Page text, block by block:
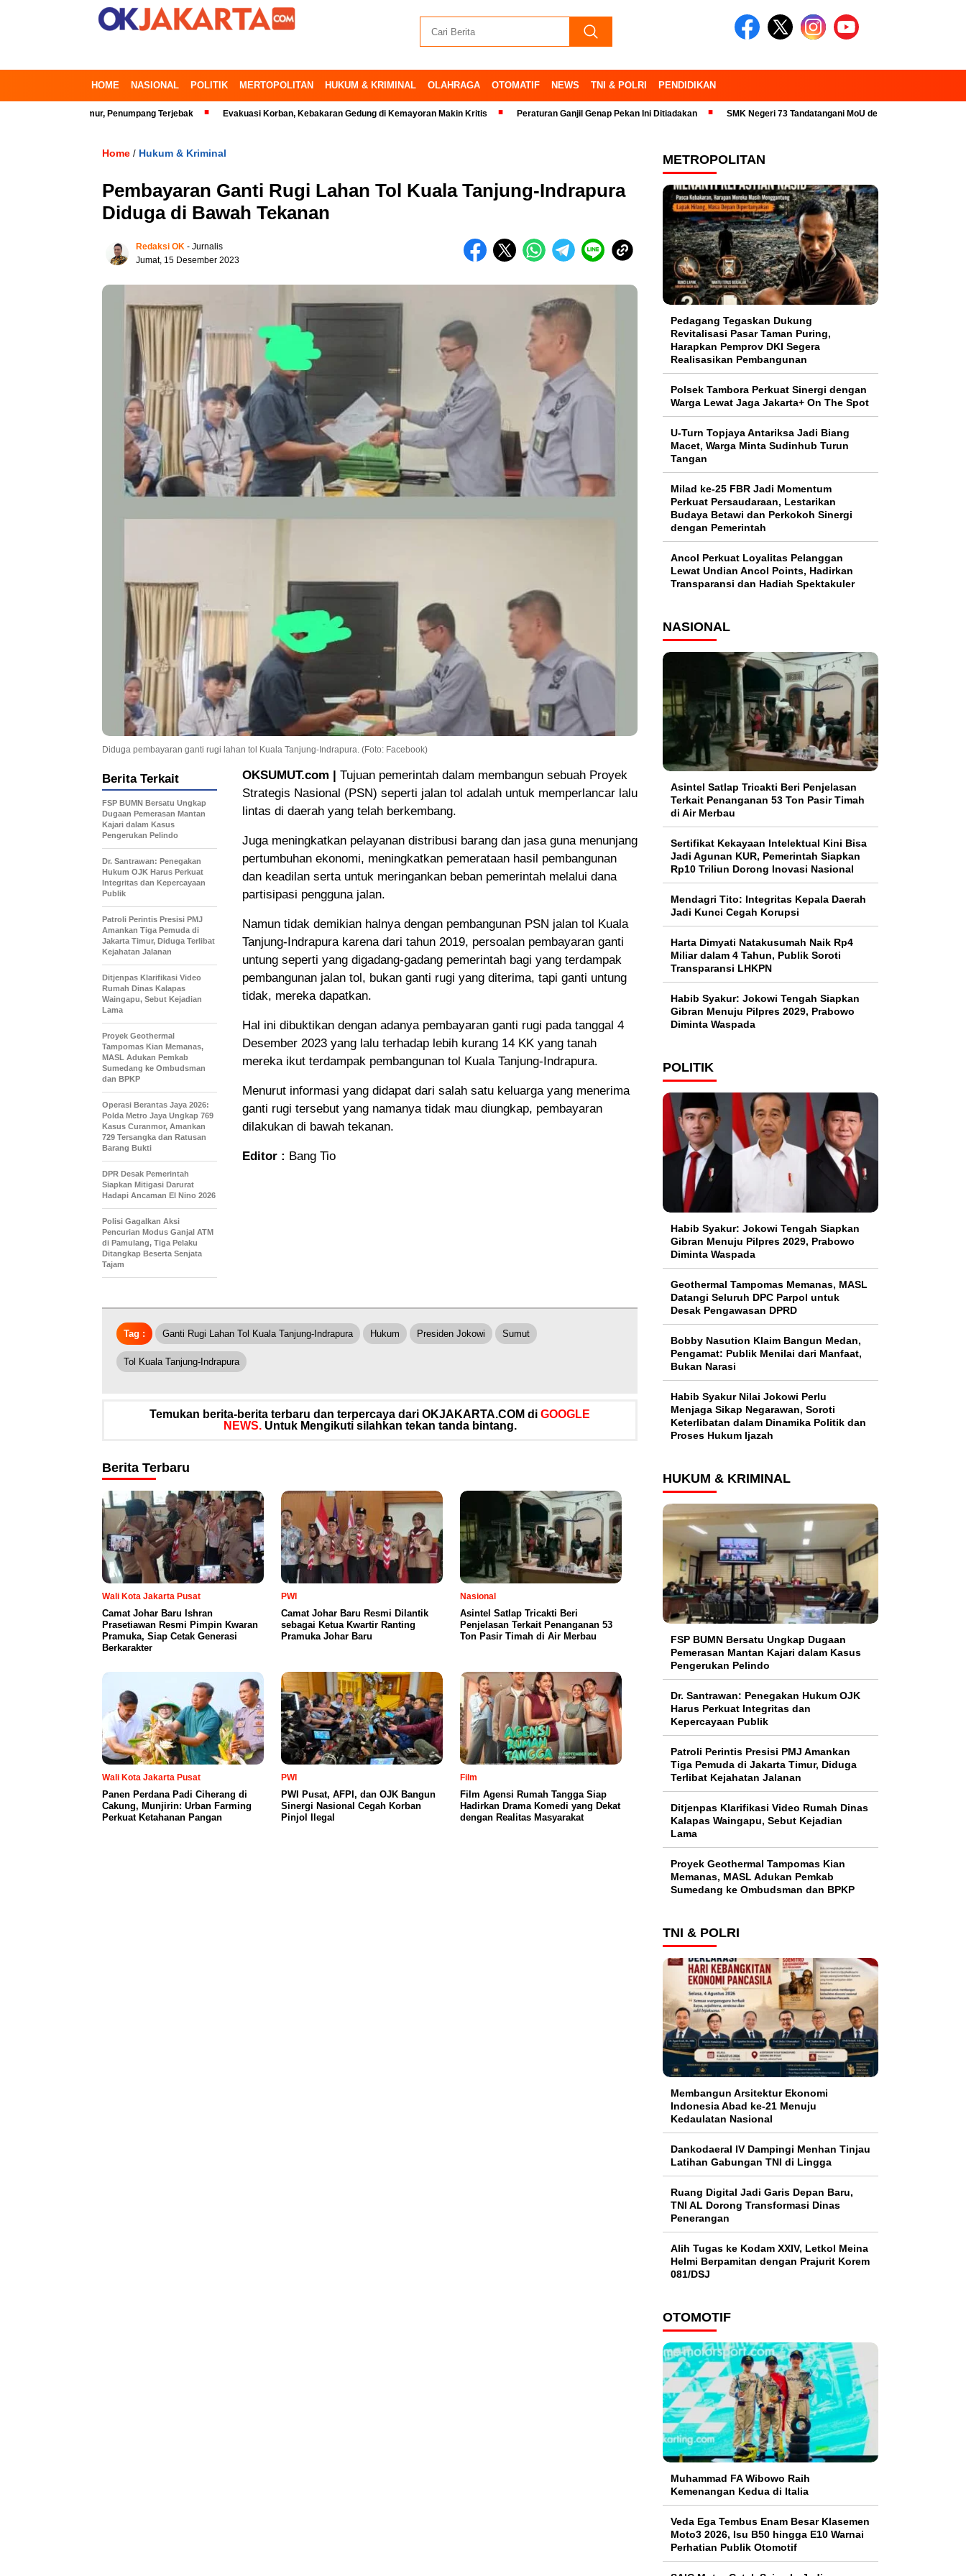
HOME NASIONAL POLITIK MERTOPOLITAN HUKUM & KRIMINAL OLAHRAGA OTOMATIF NEWS TNI & POLRI PENDIDIKAN
Timur, Penumpang Terjebak Evakuasi Korban, Kebakaran Gedung di Kemayoran Makin Kritis Peraturan Ganjil Genap Pekan Ini Ditiadakan SMK Negeri 73 Tandatangani MoU dengan 23 Industri Pariwisata dan
Home / Hukum & Kriminal
Pembayaran Ganti Rugi Lahan Tol Kuala Tanjung-Indrapura
Diduga di Bawah Tekanan
Redaksi OK - Jurnalis
Jumat, 15 Desember 2023
Diduga pembayaran ganti rugi lahan tol Kuala Tanjung-Indrapura. (Foto: Facebook)
OKSUMUT.com | Tujuan pemerintah dalam membangun sebuah Proyek
Strategis Nasional (PSN) seperti jalan tol adalah untuk memperlancar lalu
lintas di daerah yang telah berkembang.
Juga meningkatkan pelayanan distribusi barang dan jasa guna menunjang
pertumbuhan ekonomi, meningkatkan pemerataan hasil pembangunan
dan keadilan serta untuk meringankan beban pemerintah melalui dana
partisipasi pengguna jalan.
Namun tidak demikian halnya dengan pembangunan PSN jalan tol Kuala
Tanjung-Indrapura karena dari tahun 2019, persoalan pembayaran ganti
untung seperti yang digadang-gadang pemerintah bagi yang terdampak
pembangunan jalan tol, bukan ganti rugi yang diterima, tapi ganti untung
tidak, mereka dapatkan.
Hal ini dibuktikan dengan adanya pembayaran ganti rugi pada tanggal 4
Desember 2023 yang lalu terhadap lebih kurang 14 KK yang tanah
mereka ikut terdampak pembangunan tol Kuala Tanjung-Indrapura.
Menurut informasi yang didapat dari salah satu keluarga yang menerima
ganti rugi tersebut yang namanya tidak mau diungkap, pembayaran
dilakukan di bawah tekanan.
Editor : Bang Tio
Berita Terkait
FSP BUMN Bersatu Ungkap
Dugaan Pemerasan Mantan
Kajari dalam Kasus
Pengerukan Pelindo
Dr. Santrawan: Penegakan
Hukum OJK Harus Perkuat
Integritas dan Kepercayaan
Publik
Patroli Perintis Presisi PMJ
Amankan Tiga Pemuda di
Jakarta Timur, Diduga Terlibat
Kejahatan Jalanan
Ditjenpas Klarifikasi Video
Rumah Dinas Kalapas
Waingapu, Sebut Kejadian
Lama
Proyek Geothermal
Tampomas Kian Memanas,
MASL Adukan Pemkab
Sumedang ke Ombudsman
dan BPKP
Operasi Berantas Jaya 2026:
Polda Metro Jaya Ungkap 769
Kasus Curanmor, Amankan
729 Tersangka dan Ratusan
Barang Bukti
DPR Desak Pemerintah
Siapkan Mitigasi Darurat
Hadapi Ancaman El Nino 2026
Polisi Gagalkan Aksi
Pencurian Modus Ganjal ATM
di Pamulang, Tiga Pelaku
Ditangkap Beserta Senjata
Tajam
Tag : Ganti Rugi Lahan Tol Kuala Tanjung-Indrapura Hukum Presiden Jokowi Sumut
Tol Kuala Tanjung-Indrapura
Temukan berita-berita terbaru dan terpercaya dari OKJAKARTA.COM di GOOGLE
NEWS. Untuk Mengikuti silahkan tekan tanda bintang.
Berita Terbaru
Wali Kota Jakarta Pusat
Camat Johar Baru Ishran
Prasetiawan Resmi Pimpin Kwaran
Pramuka, Siap Cetak Generasi
Berkarakter
PWI
Camat Johar Baru Resmi Dilantik
sebagai Ketua Kwartir Ranting
Pramuka Johar Baru
Nasional
Asintel Satlap Tricakti Beri
Penjelasan Terkait Penanganan 53
Ton Pasir Timah di Air Merbau
Wali Kota Jakarta Pusat
Panen Perdana Padi Ciherang di
Cakung, Munjirin: Urban Farming
Perkuat Ketahanan Pangan
PWI
PWI Pusat, AFPI, dan OJK Bangun
Sinergi Nasional Cegah Korban
Pinjol Ilegal
Film
Film Agensi Rumah Tangga Siap
Hadirkan Drama Komedi yang Dekat
dengan Realitas Masyarakat
METROPOLITAN
Pedagang Tegaskan Dukung
Revitalisasi Pasar Taman Puring,
Harapkan Pemprov DKI Segera
Realisasikan Pembangunan
Polsek Tambora Perkuat Sinergi dengan
Warga Lewat Jaga Jakarta+ On The Spot
U-Turn Topjaya Antariksa Jadi Biang
Macet, Warga Minta Sudinhub Turun
Tangan
Milad ke-25 FBR Jadi Momentum
Perkuat Persaudaraan, Lestarikan
Budaya Betawi dan Perkokoh Sinergi
dengan Pemerintah
Ancol Perkuat Loyalitas Pelanggan
Lewat Undian Ancol Points, Hadirkan
Transparansi dan Hadiah Spektakuler
NASIONAL
Asintel Satlap Tricakti Beri Penjelasan
Terkait Penanganan 53 Ton Pasir Timah
di Air Merbau
Sertifikat Kekayaan Intelektual Kini Bisa
Jadi Agunan KUR, Pemerintah Siapkan
Rp10 Triliun Dorong Inovasi Nasional
Mendagri Tito: Integritas Kepala Daerah
Jadi Kunci Cegah Korupsi
Harta Dimyati Natakusumah Naik Rp4
Miliar dalam 4 Tahun, Publik Soroti
Transparansi LHKPN
Habib Syakur: Jokowi Tengah Siapkan
Gibran Menuju Pilpres 2029, Prabowo
Diminta Waspada
POLITIK
Habib Syakur: Jokowi Tengah Siapkan
Gibran Menuju Pilpres 2029, Prabowo
Diminta Waspada
Geothermal Tampomas Memanas, MASL
Datangi Seluruh DPC Parpol untuk
Desak Pengawasan DPRD
Bobby Nasution Klaim Bangun Medan,
Pengamat: Publik Menilai dari Manfaat,
Bukan Narasi
Habib Syakur Nilai Jokowi Perlu
Menjaga Sikap Negarawan, Soroti
Keterlibatan dalam Dinamika Politik dan
Proses Hukum Ijazah
HUKUM & KRIMINAL
FSP BUMN Bersatu Ungkap Dugaan
Pemerasan Mantan Kajari dalam Kasus
Pengerukan Pelindo
Dr. Santrawan: Penegakan Hukum OJK
Harus Perkuat Integritas dan
Kepercayaan Publik
Patroli Perintis Presisi PMJ Amankan
Tiga Pemuda di Jakarta Timur, Diduga
Terlibat Kejahatan Jalanan
Ditjenpas Klarifikasi Video Rumah Dinas
Kalapas Waingapu, Sebut Kejadian
Lama
Proyek Geothermal Tampomas Kian
Memanas, MASL Adukan Pemkab
Sumedang ke Ombudsman dan BPKP
TNI & POLRI
Membangun Arsitektur Ekonomi
Indonesia Abad ke-21 Menuju
Kedaulatan Nasional
Dankodaeral IV Dampingi Menhan Tinjau
Latihan Gabungan TNI di Lingga
Ruang Digital Jadi Garis Depan Baru,
TNI AL Dorong Transformasi Dinas
Penerangan
Alih Tugas ke Kodam XXIV, Letkol Meina
Helmi Berpamitan dengan Prajurit Korem
081/DSJ
OTOMOTIF
Muhammad FA Wibowo Raih
Kemenangan Kedua di Italia
Veda Ega Tembus Enam Besar Klasemen
Moto3 2026, Isu B50 hingga E10 Warnai
Perhatian Publik Otomotif